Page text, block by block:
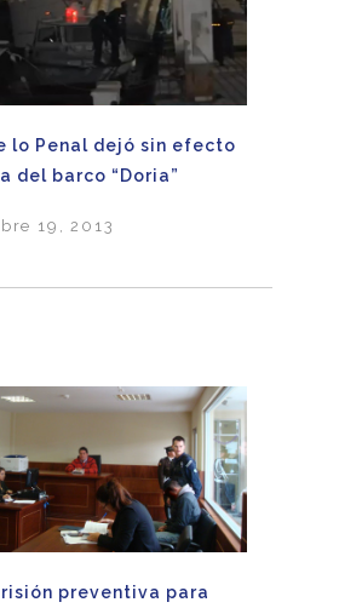
lo Penal dejó sin efecto
del barco “Doria”
19, 2013
preventiva para